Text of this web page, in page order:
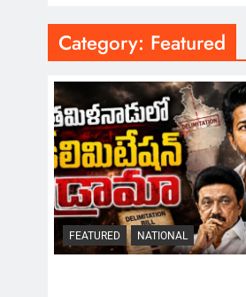
Category: Featured
FEATURED NATIONAL